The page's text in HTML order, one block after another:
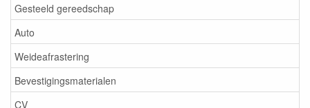
Gesteeld gereedschap
Auto
Weideafrastering
Bevestigingsmaterialen
CV